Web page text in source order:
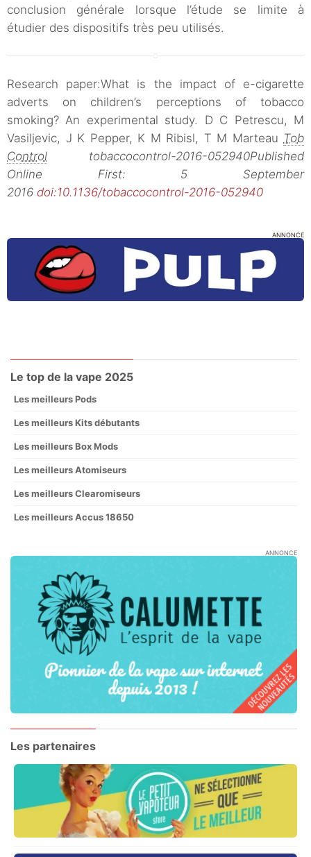
conclusion générale lorsque l’étude se limite à
étudier des dispositifs très peu utilisés.
Research paper:What is the impact of e-cigarette
adverts on children’s perceptions of tobacco
smoking? An experimental study. D C Petrescu, M
Vasiljevic, J K Pepper, K M Ribisl, T M Marteau Tob
Control
tobaccocontrol-2016-052940Published
Online First: 5 September
2016 doi:10.1136/tobaccocontrol-2016-052940
ANNONCE
Le top de la vape 2025
Les meilleurs Pods
Les meilleurs Kits débutants
Les meilleurs Box Mods
Les meilleurs Atomiseurs
Les meilleurs Clearomiseurs
Les meilleurs Accus 18650
ANNONCE
Les partenaires